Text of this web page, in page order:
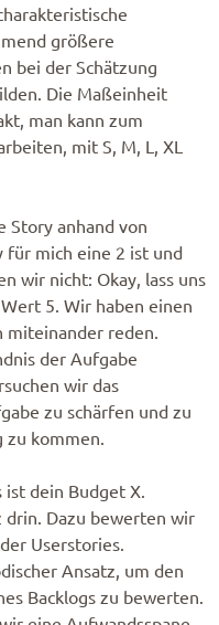
größere
bei der Schätzung
Die Maßeinheit
man kann zum
mit S, M, L, XL
Story anhand von
für mich eine 2 ist und
wir nicht: Okay, lass uns
5. Wir haben einen
miteinander reden.
der Aufgabe
wir das
zu schärfen und zu
zu kommen.
ist dein Budget X.
drin. Dazu bewerten wir
Userstories.
Ansatz, um den
Backlogs zu bewerten.